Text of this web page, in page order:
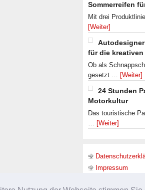
Sommerreifen
Mit drei
[Weiter]
für die
Ob als
gesetzt … [Weiter]
24 Stunden
Motorkultur
Das touristische
… [Weiter]
Impressum